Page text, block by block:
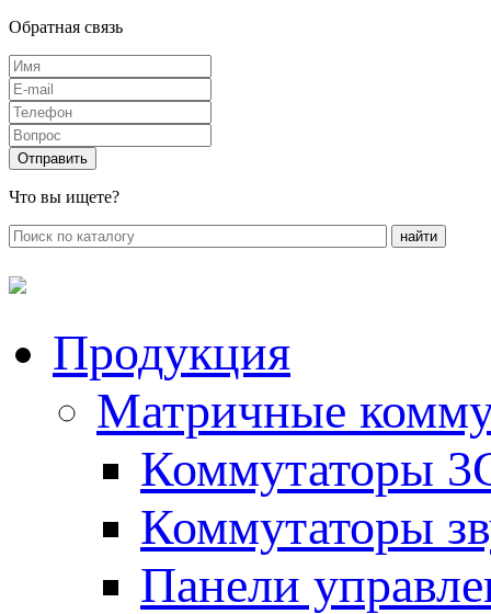
Обратная связь
Что вы ищете?
Продукция
Матричные
Коммутаторы
Коммутаторы
Панели